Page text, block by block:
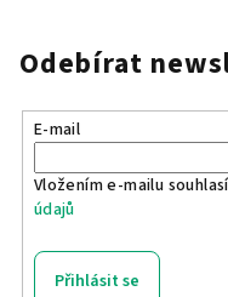
Odebírat
E-mail
Vložením e-mailu
údajů
Přihlásit se